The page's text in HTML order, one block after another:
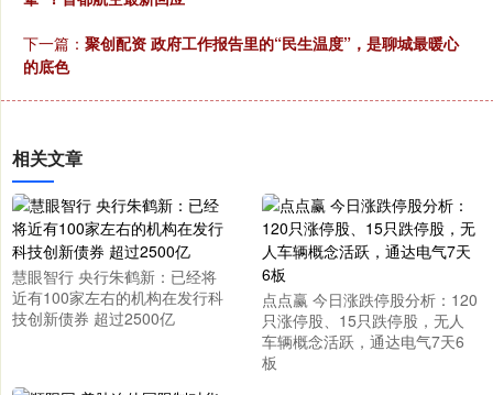
下一篇： 聚创配资 政府工作报告里的“民生温度”，是聊城最暖心
的底色
相关文章
慧眼智行 央行朱鹤新：已经将
近有100家左右的机构在发行科
技创新债券 超过2500亿
点点赢 今日涨跌停股分析：120
只涨停股、15只跌停股，无人
车辆概念活跃，通达电气7天6
板